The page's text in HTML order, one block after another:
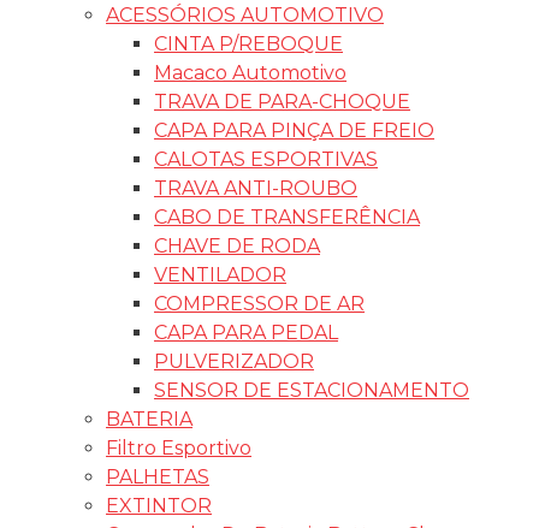
ACESSÓRIOS AUTOMOTIVO
CINTA P/REBOQUE
Macaco Automotivo
TRAVA DE PARA-CHOQUE
CAPA PARA PINÇA DE FREIO
CALOTAS ESPORTIVAS
TRAVA ANTI-ROUBO
CABO DE TRANSFERÊNCIA
CHAVE DE RODA
VENTILADOR
COMPRESSOR DE AR
CAPA PARA PEDAL
PULVERIZADOR
SENSOR DE ESTACIONAMENTO
BATERIA
Filtro Esportivo
PALHETAS
EXTINTOR